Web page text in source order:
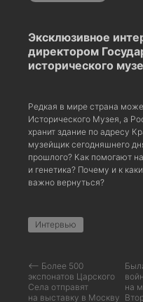
Эксклюзивное
директором
исторического
Редкая в мире страна
Исторического Музея, а
хранит здание по адресу
музейщик сегодняшнего
прошлого? Как помогают
и генетика? Почему и к
важно вернуться?
Интервью
⟵ Более 500
экспонатов Царского
Села отправят
на выставку в Москву
на